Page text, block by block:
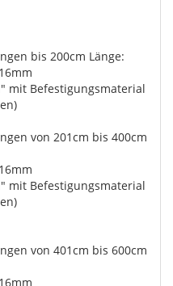
bis 200cm Länge:
mit Befestigungsmaterial
von 201cm bis 400cm
mit Befestigungsmaterial
von 401cm bis 600cm